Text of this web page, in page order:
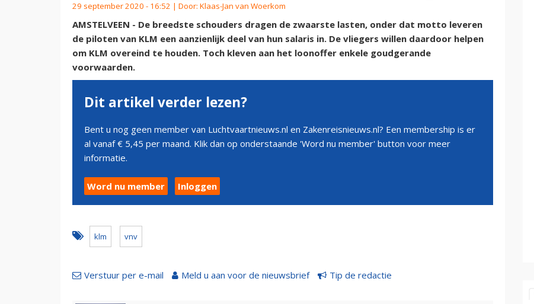
29 september 2020 - 16:52 | Door: Klaas-Jan van Woerkom
AMSTELVEEN - De breedste schouders dragen de zwaarste lasten, onder dat motto leveren
de piloten van KLM een aanzienlijk deel van hun salaris in. De vliegers willen daardoor helpen
om KLM overeind te houden. Toch kleven aan het loonoffer enkele goudgerande
voorwaarden.
Dit artikel verder lezen?
Bent u nog geen member van Luchtvaartnieuws.nl en Zakenreisnieuws.nl? Een membership is er
al vanaf € 5,45 per maand. Klik dan op onderstaande 'Word nu member' button voor meer
informatie.
Word nu member Inloggen
klm vnv
Verstuur per e-mail Meld u aan voor de nieuwsbrief Tip de redactie